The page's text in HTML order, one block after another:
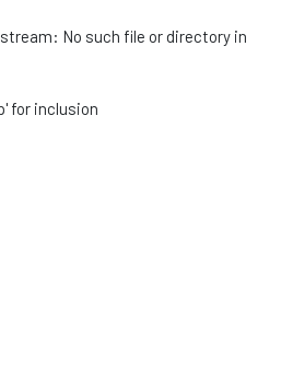
No such file or directory in
for inclusion